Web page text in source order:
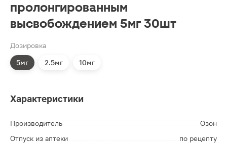
пролонгированным
высвобождением 5мг 30шт
Дозировка
5мг 2.5мг 10мг
Характеристики
Производитель
Озон
Отпуск из аптеки
по рецепту